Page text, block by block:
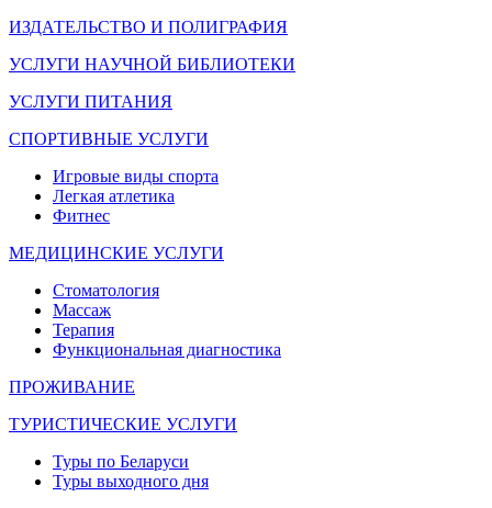
ИЗДАТЕЛЬСТВО И ПОЛИГРАФИЯ
УСЛУГИ НАУЧНОЙ БИБЛИОТЕКИ
УСЛУГИ ПИТАНИЯ
СПОРТИВНЫЕ УСЛУГИ
Игровые виды спорта
Легкая атлетика
Фитнес
МЕДИЦИНСКИЕ УСЛУГИ
Стоматология
Массаж
Терапия
Функциональная диагностика
ПРОЖИВАНИЕ
ТУРИСТИЧЕСКИЕ УСЛУГИ
Туры по Беларуси
Туры выходного дня